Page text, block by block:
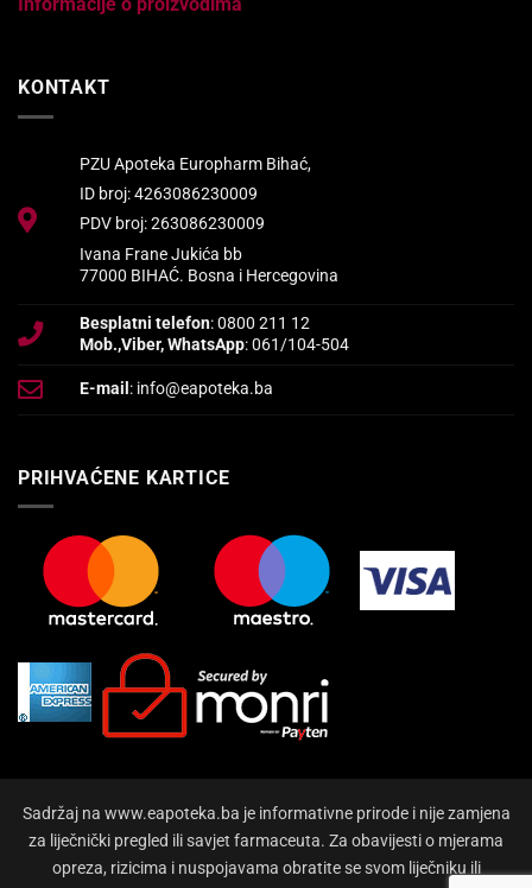
Informacije o proizvodima
KONTAKT
PZU Apoteka Europharm Bihać,
ID broj: 4263086230009
PDV broj: 263086230009
Ivana Frane Jukića bb
77000 BIHAĆ. Bosna i Hercegovina
Besplatni telefon: 0800 211 12
Mob.,Viber, WhatsApp: 061/104-504
E-mail : info@eapoteka.ba
PRIHVAĆENE KARTICE
Sadržaj na www.eapoteka.ba je informativne prirode i nije zamjena
za liječnički pregled ili savjet farmaceuta. Za obavijesti o mjerama
opreza, rizicima i nuspojavama obratite se svom liječniku ili